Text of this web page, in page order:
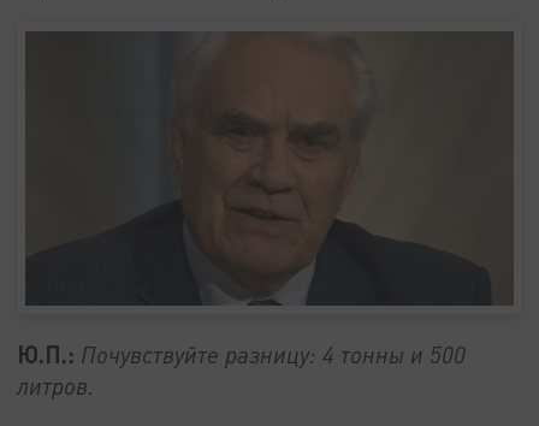
Ю.П.: Почувствуйте разницу: 4 тонны и 500
литров.